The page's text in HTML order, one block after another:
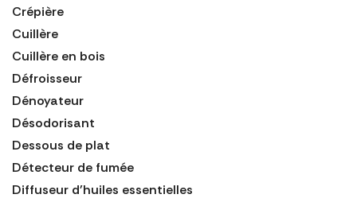
Crépière
Cuillère
Cuillère en bois
Défroisseur
Dénoyateur
Désodorisant
Dessous de plat
Détecteur de fumée
Diffuseur d'huiles essentielles